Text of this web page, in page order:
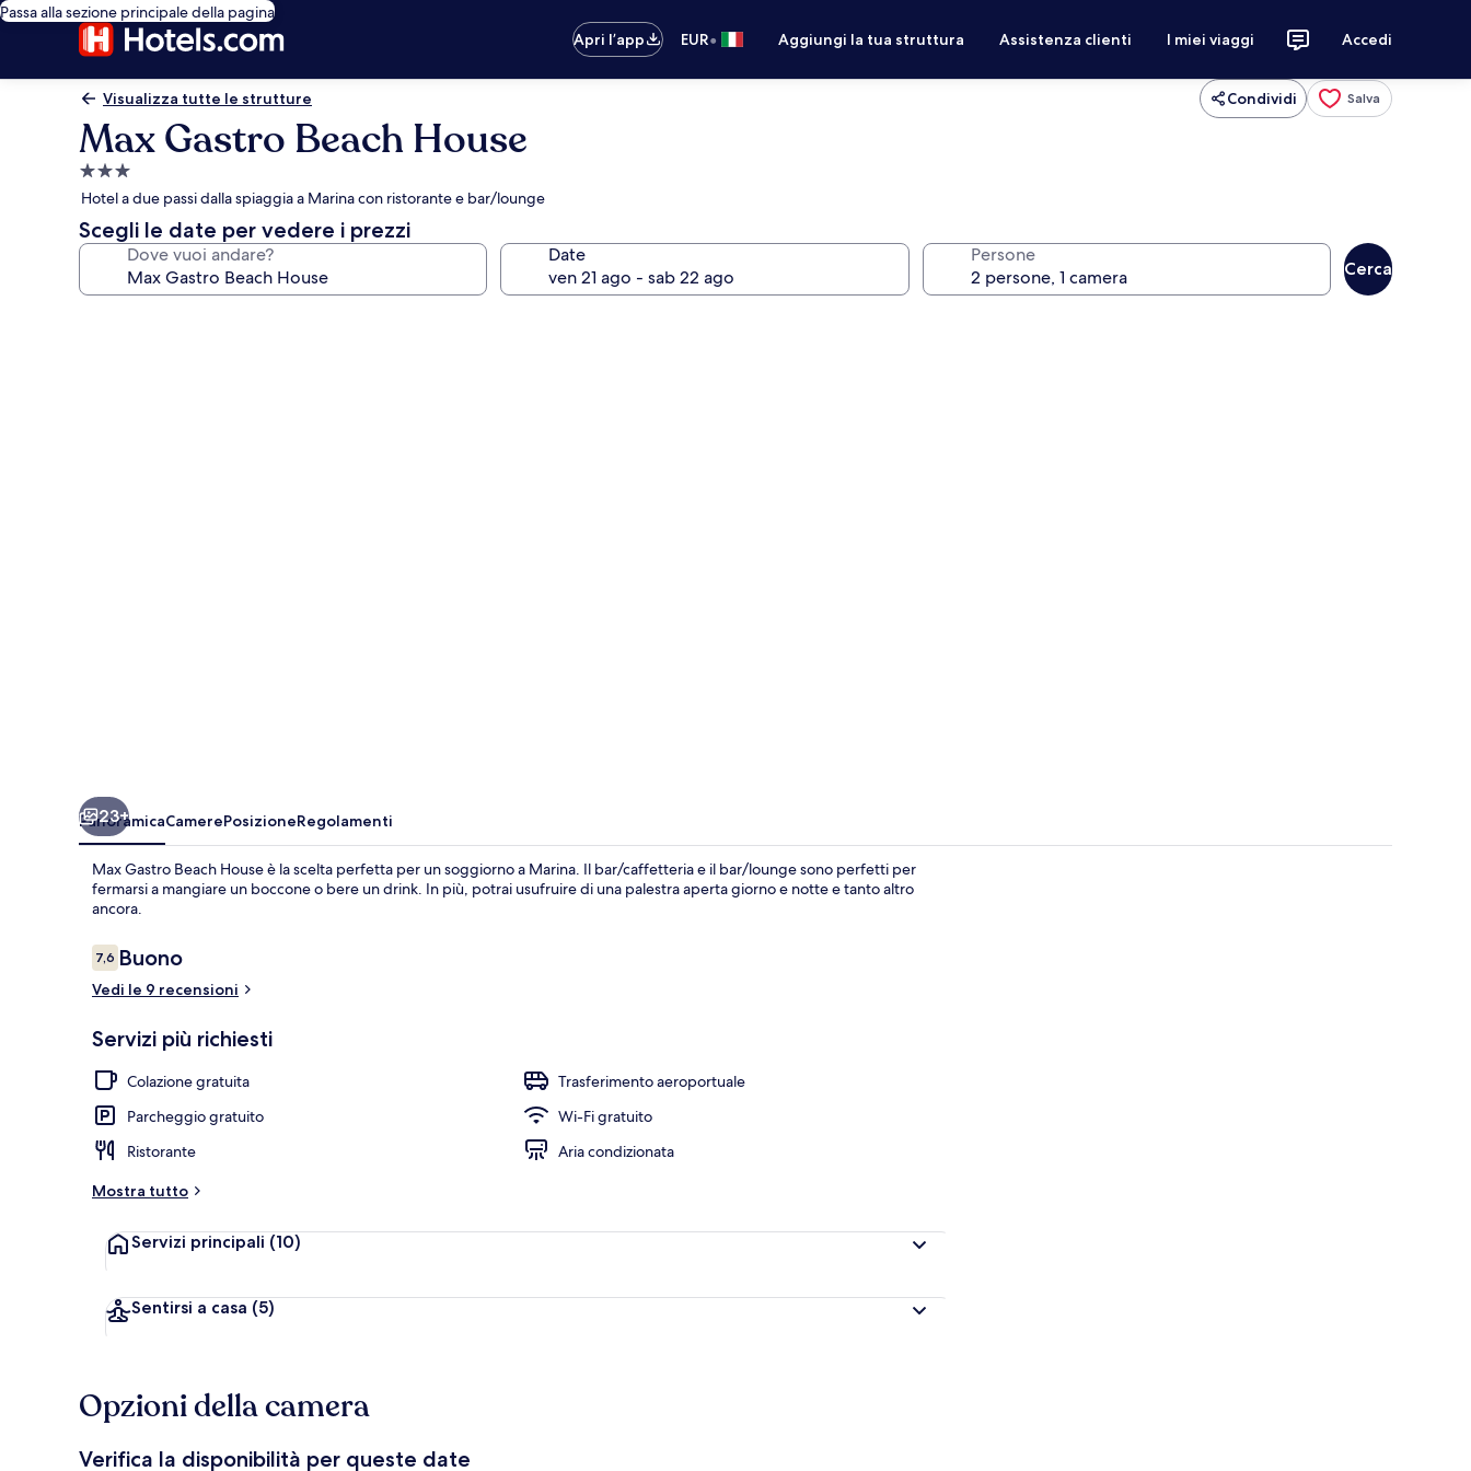
Passa alla sezione principale della pagina
Apri l’app
EUR• Aggiungi la tua struttura Assistenza clienti I miei viaggi Accedi
Visualizza tutte le strutture Condividi Salva
Max Gastro Beach House
Struttura
a
3.0
stelle
Hotel a due passi dalla spiaggia a Marina con ristorante e bar/lounge
Scegli le date per vedere i prezzi
Dove vuoi andare? Date Persone
Cerca
23+
PanoramicaCamerePosizioneRegolamenti
Max Gastro Beach House è la scelta perfetta per un soggiorno a Marina. Il bar/caffetteria e il bar/lounge sono perfetti per
fermarsi a mangiare un boccone o bere un drink. In più, potrai usufruire di una palestra aperta giorno e notte e tanto altro
ancora.
Recensioni
7,67,6 su 10
Buono
Vedi le 9 recensioni
Servizi più richiesti
Colazione gratuita
Trasferimento aeroportuale
Parcheggio gratuito
Wi-Fi gratuito
Ristorante
Aria condizionata
Mostra tutto
Servizi principali (10)
Sentirsi a casa (5)
Opzioni della camera
Verifica la disponibilità per queste date